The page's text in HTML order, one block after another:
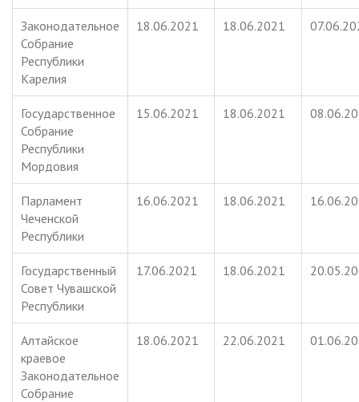
Законодательное
Собрание
Республики
Карелия
18.06.2021 18.06.2021
Государственное
Собрание
Республики
Мордовия
15.06.2021 18.06.2021
Парламент
Чеченской
Республики
16.06.2021 18.06.2021
Государственный
Совет Чувашской
Республики
17.06.2021 18.06.2021
Алтайское
краевое
Законодательное
Собрание
18.06.2021 22.06.2021